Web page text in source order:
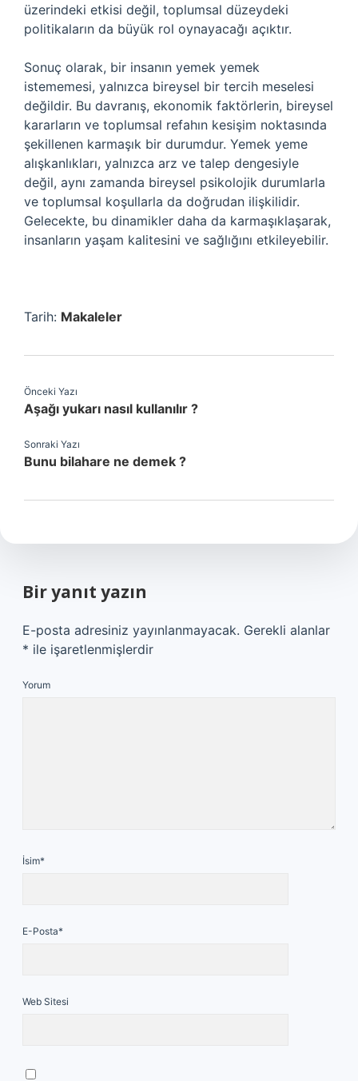
üzerindeki etkisi değil, toplumsal düzeydeki
politikaların da büyük rol oynayacağı açıktır.
Sonuç olarak, bir insanın yemek yemek
istememesi, yalnızca bireysel bir tercih meselesi
değildir. Bu davranış, ekonomik faktörlerin, bireysel
kararların ve toplumsal refahın kesişim noktasında
şekillenen karmaşık bir durumdur. Yemek yeme
alışkanlıkları, yalnızca arz ve talep dengesiyle
değil, aynı zamanda bireysel psikolojik durumlarla
ve toplumsal koşullarla da doğrudan ilişkilidir.
Gelecekte, bu dinamikler daha da karmaşıklaşarak,
insanların yaşam kalitesini ve sağlığını etkileyebilir.
Tarih: Makaleler
Önceki Yazı
Aşağı yukarı nasıl kullanılır ?
Sonraki Yazı
Bunu bilahare ne demek ?
Bir yanıt yazın
E-posta adresiniz yayınlanmayacak. Gerekli alanlar
* ile işaretlenmişlerdir
Yorum
İsim*
E-Posta*
Web Sitesi